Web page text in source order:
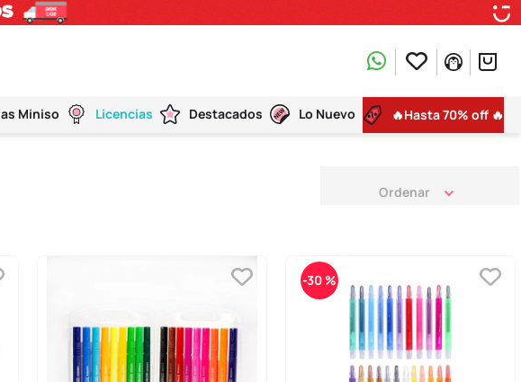
Miniso Licencias Destacados Lo Nuevo 🔥Hasta 70% off 🔥
-30 %